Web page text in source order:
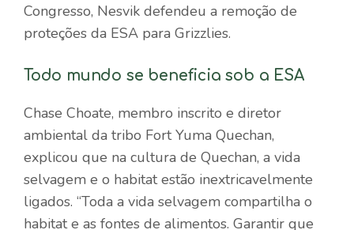
Congresso, Nesvik defendeu a remoção de
proteções da ESA para Grizzlies.
Todo mundo se beneficia sob a ESA
Chase Choate, membro inscrito e diretor
ambiental da tribo Fort Yuma Quechan,
explicou que na cultura de Quechan, a vida
selvagem e o habitat estão inextricavelmente
ligados. “Toda a vida selvagem compartilha o
habitat e as fontes de alimentos. Garantir que